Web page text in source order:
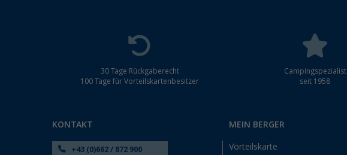
30 Tage Rückgaberecht
100 Tage für Vorteilskartenbesitzer
Campingspezialist
seit 1958
KONTAKT
+43 (0)662 / 872 900
MEIN BERGER
Vorteilskarte